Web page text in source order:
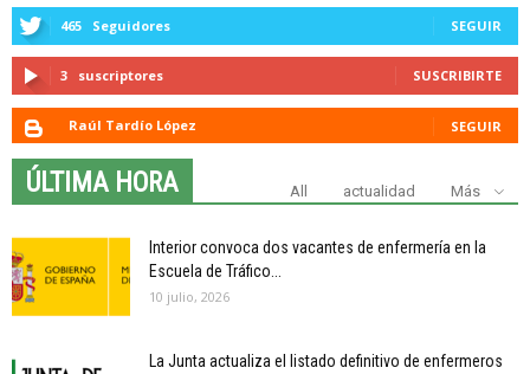
465 Seguidores SEGUIR
3 suscriptores SUSCRIBIRTE
Raúl Tardío López SEGUIR
ÚLTIMA HORA All actualidad Más
Interior convoca dos vacantes de enfermería en la
Escuela de Tráfico...
10 julio, 2026
La Junta actualiza el listado definitivo de enfermeros